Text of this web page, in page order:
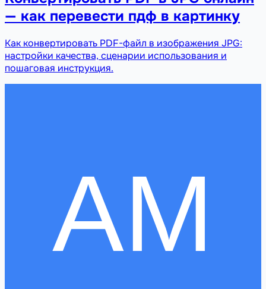
— как перевести пдф в картинку
Как конвертировать PDF-файл в изображения JPG:
настройки качества, сценарии использования и
пошаговая инструкция.